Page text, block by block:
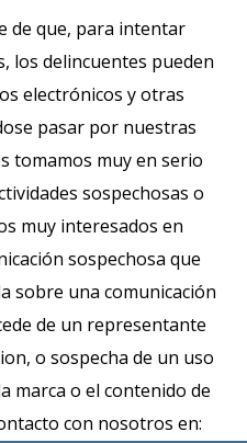
de que, para intentar
los delincuentes pueden
electrónicos y otras
pasar por nuestras
tomamos muy en serio
sospechosas o
muy interesados en
sospechosa que
sobre una comunicación
de un representante
o sospecha de un uso
marca o el contenido de
con nosotros en: